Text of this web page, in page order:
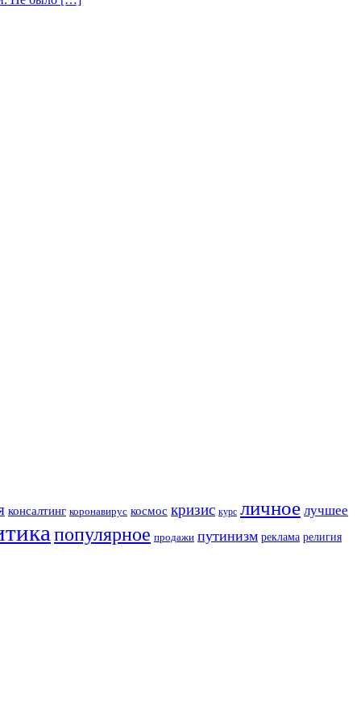
консалтинг коронавирус космос кризис курс личное лучшее
популярное продажи путинизм реклама религия